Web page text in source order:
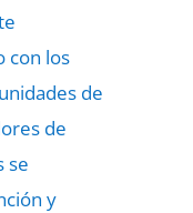
con los
de
de
se
y